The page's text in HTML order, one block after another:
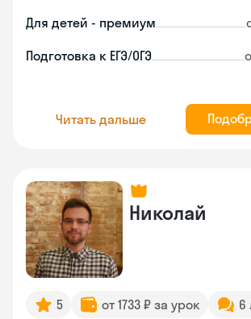
Для детей - премиум
Подготовка к ЕГЭ/ОГЭ
Читать дальше
Николай
5 от 1733 ₽ за урок 6